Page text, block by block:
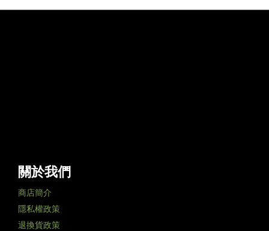
關於我們
商店簡介
隱私權政策
退換貨政策